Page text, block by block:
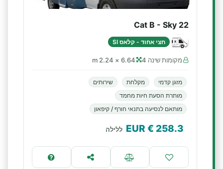
Cat B - Sky 22
חצי אחוד - קלאס SI
מקומות שינה 4 6.64 × 2.24 m
מזגן קדמי מקלחת
שירותים
מותרת הסעת חיות מחמד
מותאם לנסיעה בתנאי חורף / קיפאון
258.3
€ EUR ללילה